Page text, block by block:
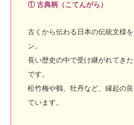
① 古典柄（こてんがら）
古くから伝わる日本の伝統文様
ン。
長い歴史の中で受け継がれてき
です。
松竹梅や鶴、牡丹など、縁起の
ています。